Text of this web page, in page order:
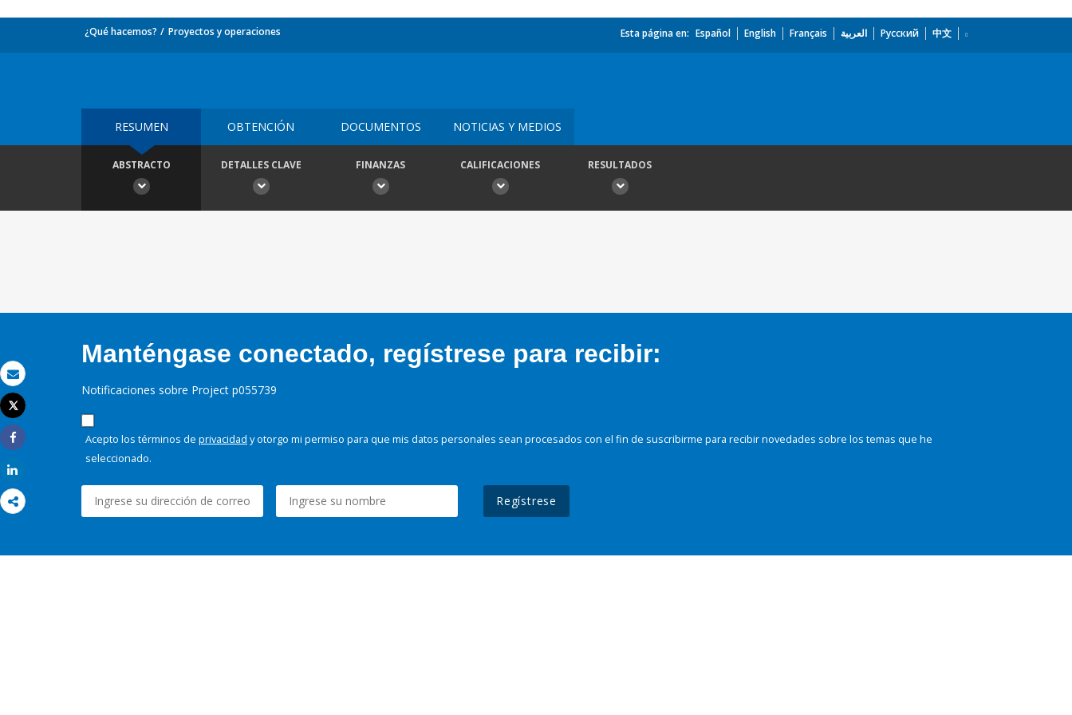
Correo electrónico
Imprimir
Tweet
Share
¿Qué hacemos? Proyectos y operaciones Esta página en: Español English Français العربية Русский 中文
RESUMEN OBTENCIÓN DOCUMENTOS NOTICIAS Y MEDIOS
ABSTRACTO DETALLES CLAVE FINANZAS CALIFICACIONES RESULTADOS
Manténgase conectado, regístrese para recibir:
Notificaciones sobre Project p055739
Acepto los términos de privacidad y otorgo mi permiso para que mis datos personales sean procesados con el fin de suscribirme para recibir novedades sobre los temas que he
seleccionado.
Regístrese